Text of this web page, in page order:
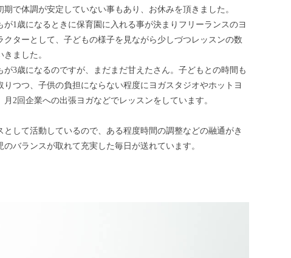
期で体調が安定していない事もあり、お休みを頂きました。
が1歳になるときに保育園に入れる事が決まりフリーランスのヨ
クターとして、子どもの様子を見ながら少しづつレッスンの数
ました。
が3歳になるのですが、まだまだ甘えたさん。子どもとの時間も
りつつ、子供の負担にならない程度にヨガスタジオやホットヨ
月2回企業への出張ヨガなどでレッスンをしています。
として活動しているので、ある程度時間の調整などの融通がき
のバランスが取れて充実した毎日が送れています。